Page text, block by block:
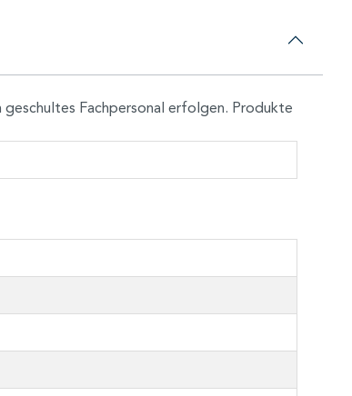
geschultes Fachpersonal erfolgen. Produkte